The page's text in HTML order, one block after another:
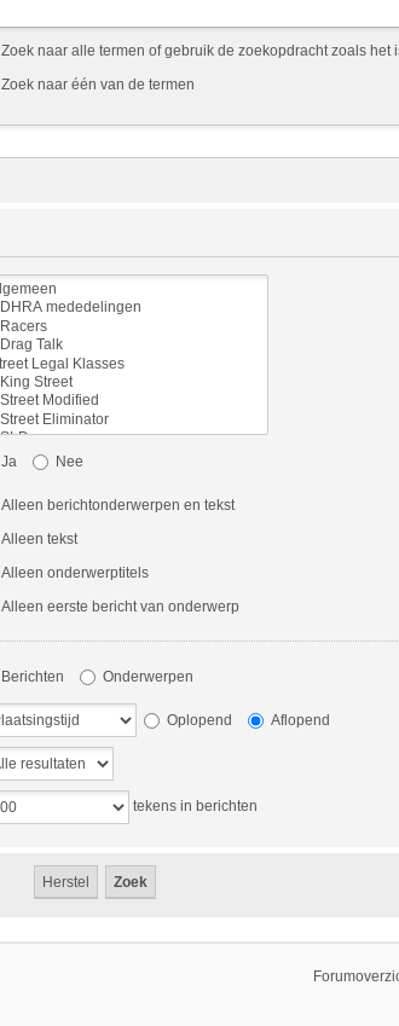
Zoek naar alle termen of gebruik de zoekopdracht zoals het
Zoek naar één van de termen
Ja Nee
Alleen berichtonderwerpen en tekst
Alleen tekst
Alleen onderwerptitels
Alleen eerste bericht van onderwerp
Berichten Onderwerpen
Oplopend Aflopend
tekens in berichten